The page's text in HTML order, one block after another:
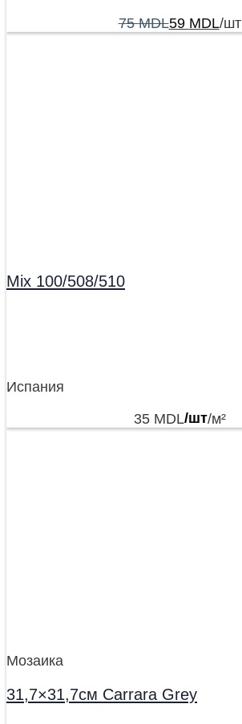
75MDL59 MDL/шт
Mix 100/508/510
Испания
35 MDL/шт/м²
Мозаика
31,7×31,7см Carrara Grey